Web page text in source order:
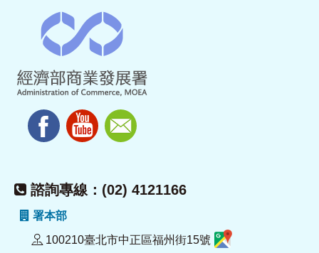
諮詢專線：(02) 4121166
署本部
100210臺北市中正區福州街15號